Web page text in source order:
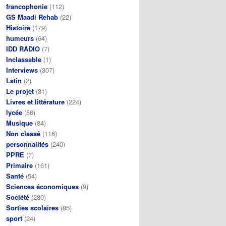
francophonie (112)
GS Maadi Rehab (22)
Histoire (179)
humeurs (64)
IDD RADIO (7)
Inclassable (1)
Interviews (307)
Latin (2)
Le projet (31)
Livres et littérature (224)
lycée (86)
Musique (84)
Non classé (116)
personnalités (240)
PPRE (7)
Primaire (161)
Santé (54)
Sciences économiques (9)
Société (280)
Sorties scolaires (85)
sport (24)